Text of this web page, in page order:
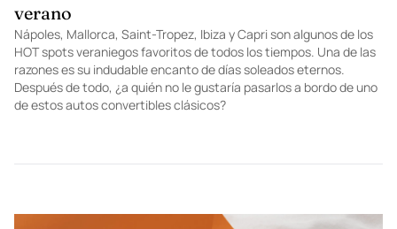
verano
Nápoles, Mallorca, Saint-Tropez, Ibiza y Capri son algunos de los
HOT spots veraniegos favoritos de todos los tiempos. Una de las
razones es su indudable encanto de días soleados eternos.
Después de todo, ¿a quién no le gustaría pasarlos a bordo de uno
de estos autos convertibles clásicos?